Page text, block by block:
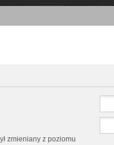
zmieniany z poziomu